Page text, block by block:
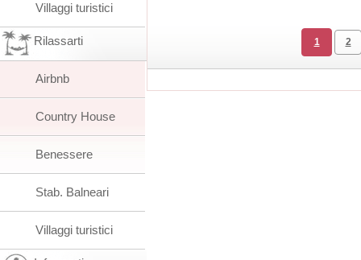
1 2
Villaggi turistici
Rilassarti
Airbnb
Country House
Benessere
Stab. Balneari
Villaggi turistici